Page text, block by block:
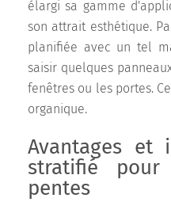
élargi sa gamme
son attrait esthétique.
planifiée avec un tel
saisir quelques
fenêtres ou les portes.
organique.
Avantages et
stratifié
pentes